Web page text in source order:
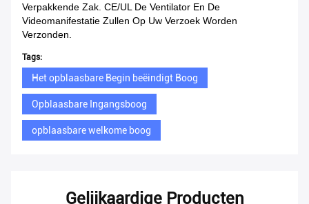
Verpakkende Zak. CE/UL De Ventilator En De
Videomanifestatie Zullen Op Uw Verzoek Worden
Verzonden.
Tags:
Het opblaasbare Begin beëindigt Boog
Opblaasbare Ingangsboog
opblaasbare welkome boog
Gelijkaardige Producten